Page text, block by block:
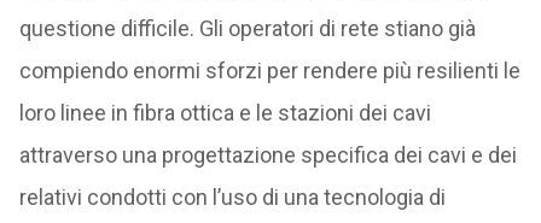
questione difficile. Gli operatori di rete stiano già
compiendo enormi sforzi per rendere più resilienti le
loro linee in fibra ottica e le stazioni dei cavi
attraverso una progettazione specifica dei cavi e dei
relativi condotti con l’uso di una tecnologia di